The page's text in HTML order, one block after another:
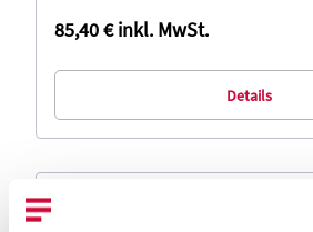
85,40 €inkl. MwSt.
Details